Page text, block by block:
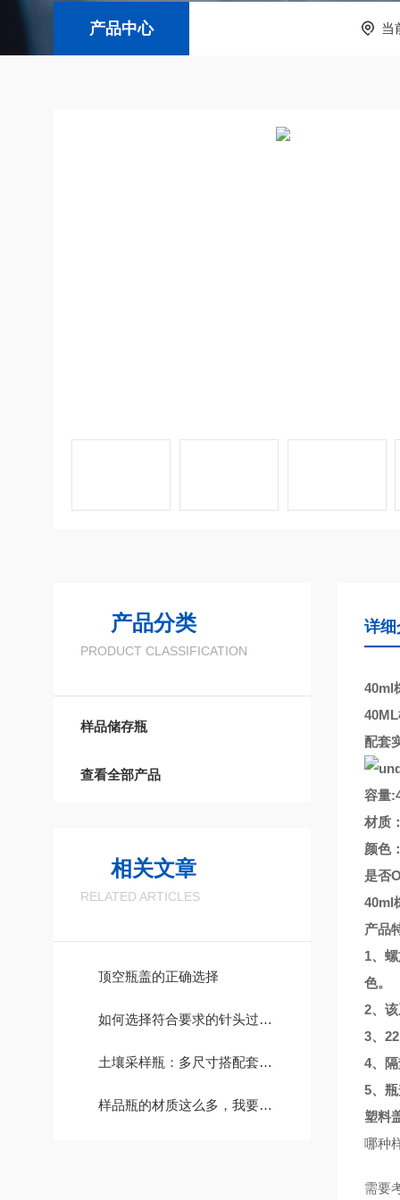
产品中心 当
产品分类
PRODUCT CLASSIFICATION
样品储存瓶
查看全部产品
相关文章
RELATED ARTICLES
顶空瓶盖的正确选择
如何选择符合要求的针头过滤器？
土壤采样瓶：多尺寸搭配套装，一站式解决不同深度土壤取样需求
样品瓶的材质这么多，我要怎样选择呢？
详细
40ml
配套
容量
材质
颜色
是否
40ml
产品
1、
色。
2、
3、
4、
5、
塑料
哪种
需要